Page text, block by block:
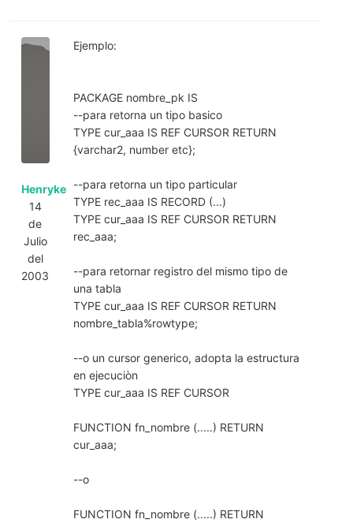
Henryke
14
de
Julio
del
2003
Ejemplo:
PACKAGE nombre_pk IS
--para retorna un tipo basico
TYPE cur_aaa IS REF CURSOR RETURN
{varchar2, number etc};
--para retorna un tipo particular
TYPE rec_aaa IS RECORD (...)
TYPE cur_aaa IS REF CURSOR RETURN
rec_aaa;
--para retornar registro del mismo tipo de
una tabla
TYPE cur_aaa IS REF CURSOR RETURN
nombre_tabla%rowtype;
--o un cursor generico, adopta la estructura
en ejecuciòn
TYPE cur_aaa IS REF CURSOR
FUNCTION fn_nombre (.....) RETURN
cur_aaa;
--o
FUNCTION fn_nombre (.....) RETURN